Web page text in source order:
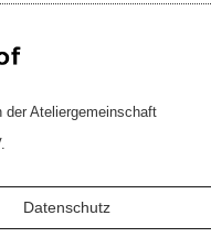
Ateliergemeinschaft
Datenschutz